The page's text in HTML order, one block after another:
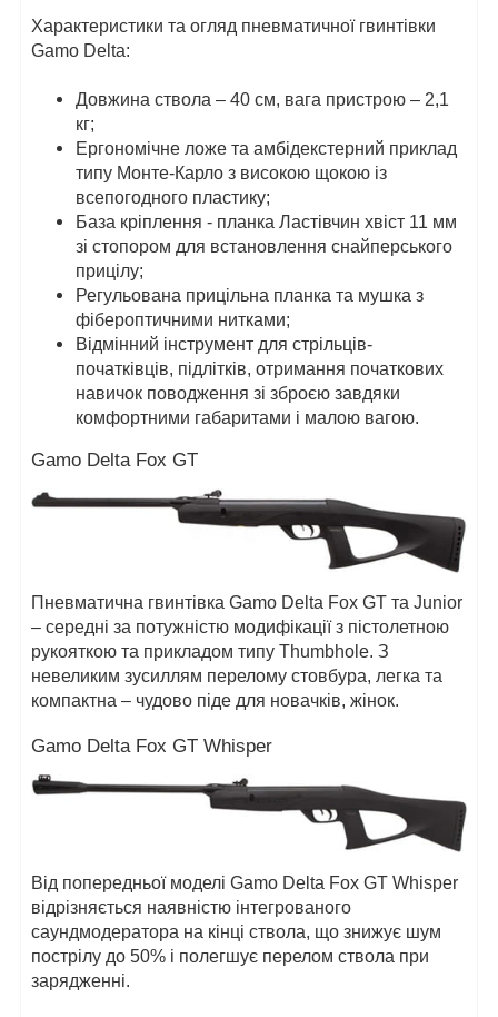
Характеристики та огляд пневматичної гвинтівки
Gamo Delta:
Довжина ствола – 40 см, вага пристрою – 2,1
кг;
Ергономічне ложе та амбідекстерний приклад
типу Монте-Карло з високою щокою із
всепогодного пластику;
База кріплення - планка Ластівчин хвіст 11 мм
зі стопором для встановлення снайперського
прицілу;
Регульована прицільна планка та мушка з
фібероптичними нитками;
Відмінний інструмент для стрільців-
початківців, підлітків, отримання початкових
навичок поводження зі зброєю завдяки
комфортними габаритами і малою вагою.
Gamo Delta Fox GT
Пневматична гвинтівка Gamo Delta Fox GT та Junior
– середні за потужністю модифікації з пістолетною
рукояткою та прикладом типу Thumbhole. З
невеликим зусиллям перелому стовбура, легка та
компактна – чудово піде для новачків, жінок.
Gamo Delta Fox GT Whisper
Від попередньої моделі Gamo Delta Fox GT Whisper
відрізняється наявністю інтегрованого
саундмодератора на кінці ствола, що знижує шум
пострілу до 50% і полегшує перелом ствола при
зарядженні.